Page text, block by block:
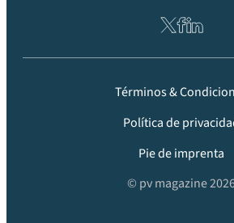
Términos &
Política de
Pie de imprenta
© pv magazine